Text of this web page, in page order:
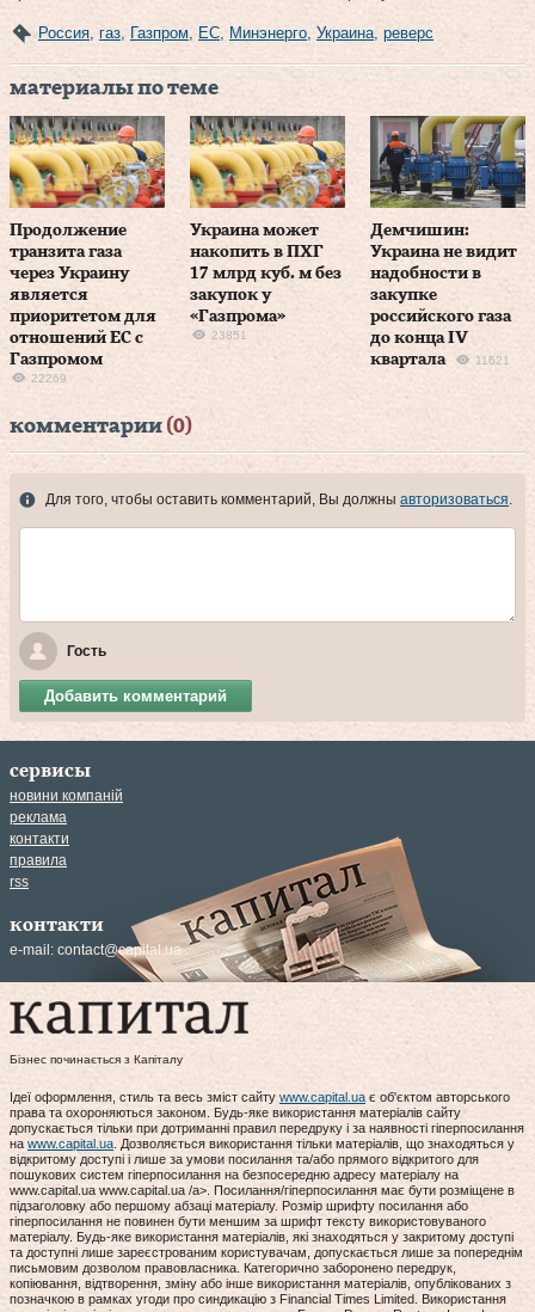
Россия газ Газпром ЕС Минэнерго Украина реверс
материалы по теме
Продолжение
транзита газа
через Украину
является
приоритетом для
отношений ЕС с
Газпромом
22269
Украина может
накопить в ПХГ
17 млрд куб. м без
закупок у
«Газпрома»
23851
Демчишин:
Украина не видит
надобности в
закупке
российского газа
до конца IV
квартала
11621
комментарии (0)
Для того, чтобы оставить комментарий, Вы должны авторизоваться.
Гость
Добавить комментарий
сервисы
новини компаній
реклама
контакти
правила
rss
контакти
e-mail: contact@capital.ua
Бізнес починається з Капіталу
Ідеї оформлення, стиль та весь зміст сайту www.capital.uaє об'єктом авторського
права та охороняються законом. Будь-яке використання матеріалів сайту
допускається тільки при дотриманні правил передруку і за наявності гіперпосилання
на www.capital.ua. Дозволяється використання тільки матеріалів, що знаходяться у
відкритому доступі і лише за умови посилання та/або прямого відкритого для
пошукових систем гіперпосилання на безпосередню адресу матеріалу на
www.capital.ua www.capital.ua /a>. Посилання/гіперпосилання має бути розміщене в
підзаголовку або першому абзаці матеріалу. Розмір шрифту посилання або
гіперпосилання не повинен бути меншим за шрифт тексту використовуваного
матеріалу. Будь-яке використання матеріалів, які знаходяться у закритому доступі
та доступні лише зареєстрованим користувачам, допускається лише за попереднім
письмовим дозволом правовласника. Категорично заборонено передрук,
копіювання, відтворення, зміну або інше використання матеріалів, опублікованих з
позначкою в рамках угоди про синдикацію з Financial Times Limited. Використання